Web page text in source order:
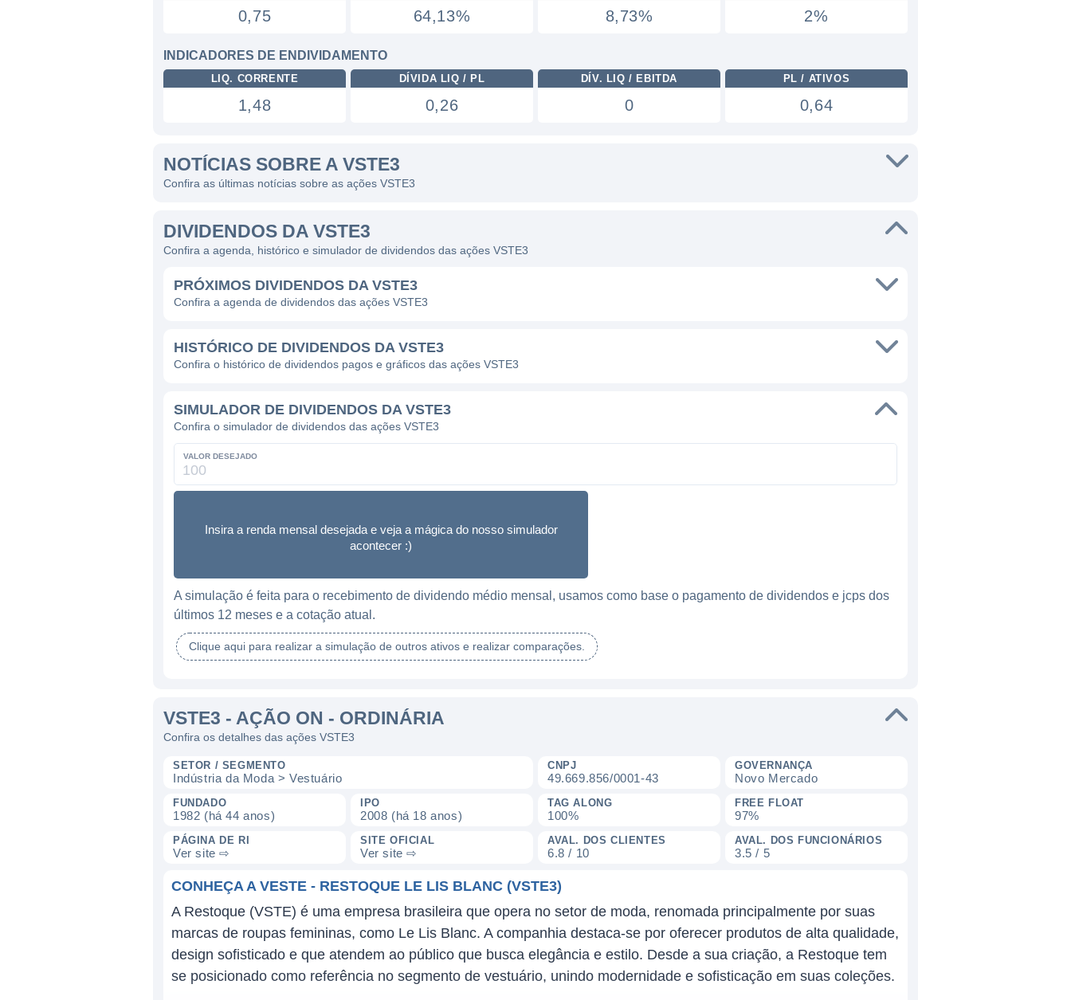
0,75 64,13% 8,73% 2%
INDICADORES DE ENDIVIDAMENTO
LIQ. CORRENTE
1,48
DÍVIDA LIQ / PL
0,26
DÍV. LIQ / EBITDA
0
PL / ATIVOS
0,64
NOTÍCIAS SOBRE A VSTE3
Confira as últimas notícias sobre as ações VSTE3
DIVIDENDOS DA VSTE3
Confira a agenda, histórico e simulador de dividendos das ações VSTE3
PRÓXIMOS DIVIDENDOS DA VSTE3
Confira a agenda de dividendos das ações VSTE3
HISTÓRICO DE DIVIDENDOS DA VSTE3
Confira o histórico de dividendos pagos e gráficos das ações VSTE3
SIMULADOR DE DIVIDENDOS DA VSTE3
Confira o simulador de dividendos das ações VSTE3
VALOR DESEJADO
Insira a renda mensal desejada e veja a mágica do nosso simulador
acontecer :)
A simulação é feita para o recebimento de dividendo médio mensal, usamos como base o pagamento de dividendos e jcps dos
últimos 12 meses e a cotação atual.
Clique aqui para realizar a simulação de outros ativos e realizar comparações.
VSTE3 - AÇÃO ON - ORDINÁRIA
Confira os detalhes das ações VSTE3
SETOR / SEGMENTO
Indústria da Moda > Vestuário
CNPJ
49.669.856/0001-43
GOVERNANÇA
Novo Mercado
FUNDADO
1982 (há 44 anos)
IPO
2008 (há 18 anos)
TAG ALONG
100%
FREE FLOAT
97%
PÁGINA DE RI
Ver site ⇨
SITE OFICIAL
Ver site ⇨
AVAL. DOS CLIENTES
6.8 / 10
AVAL. DOS FUNCIONÁRIOS
3.5 / 5
CONHEÇA A VESTE - RESTOQUE LE LIS BLANC (VSTE3)
A Restoque (VSTE) é uma empresa brasileira que opera no setor de moda, renomada principalmente por suas
marcas de roupas femininas, como Le Lis Blanc. A companhia destaca-se por oferecer produtos de alta qualidade,
design sofisticado e que atendem ao público que busca elegância e estilo. Desde a sua criação, a Restoque tem
se posicionado como referência no segmento de vestuário, unindo modernidade e sofisticação em suas coleções.